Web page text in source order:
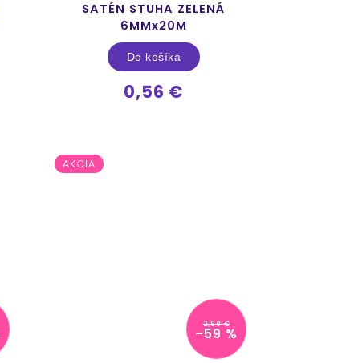
SATÉN STUHA ZELENÁ
6MMx20M
0,56 €
Do košíka
AKCIA
2,99 €
–59 %